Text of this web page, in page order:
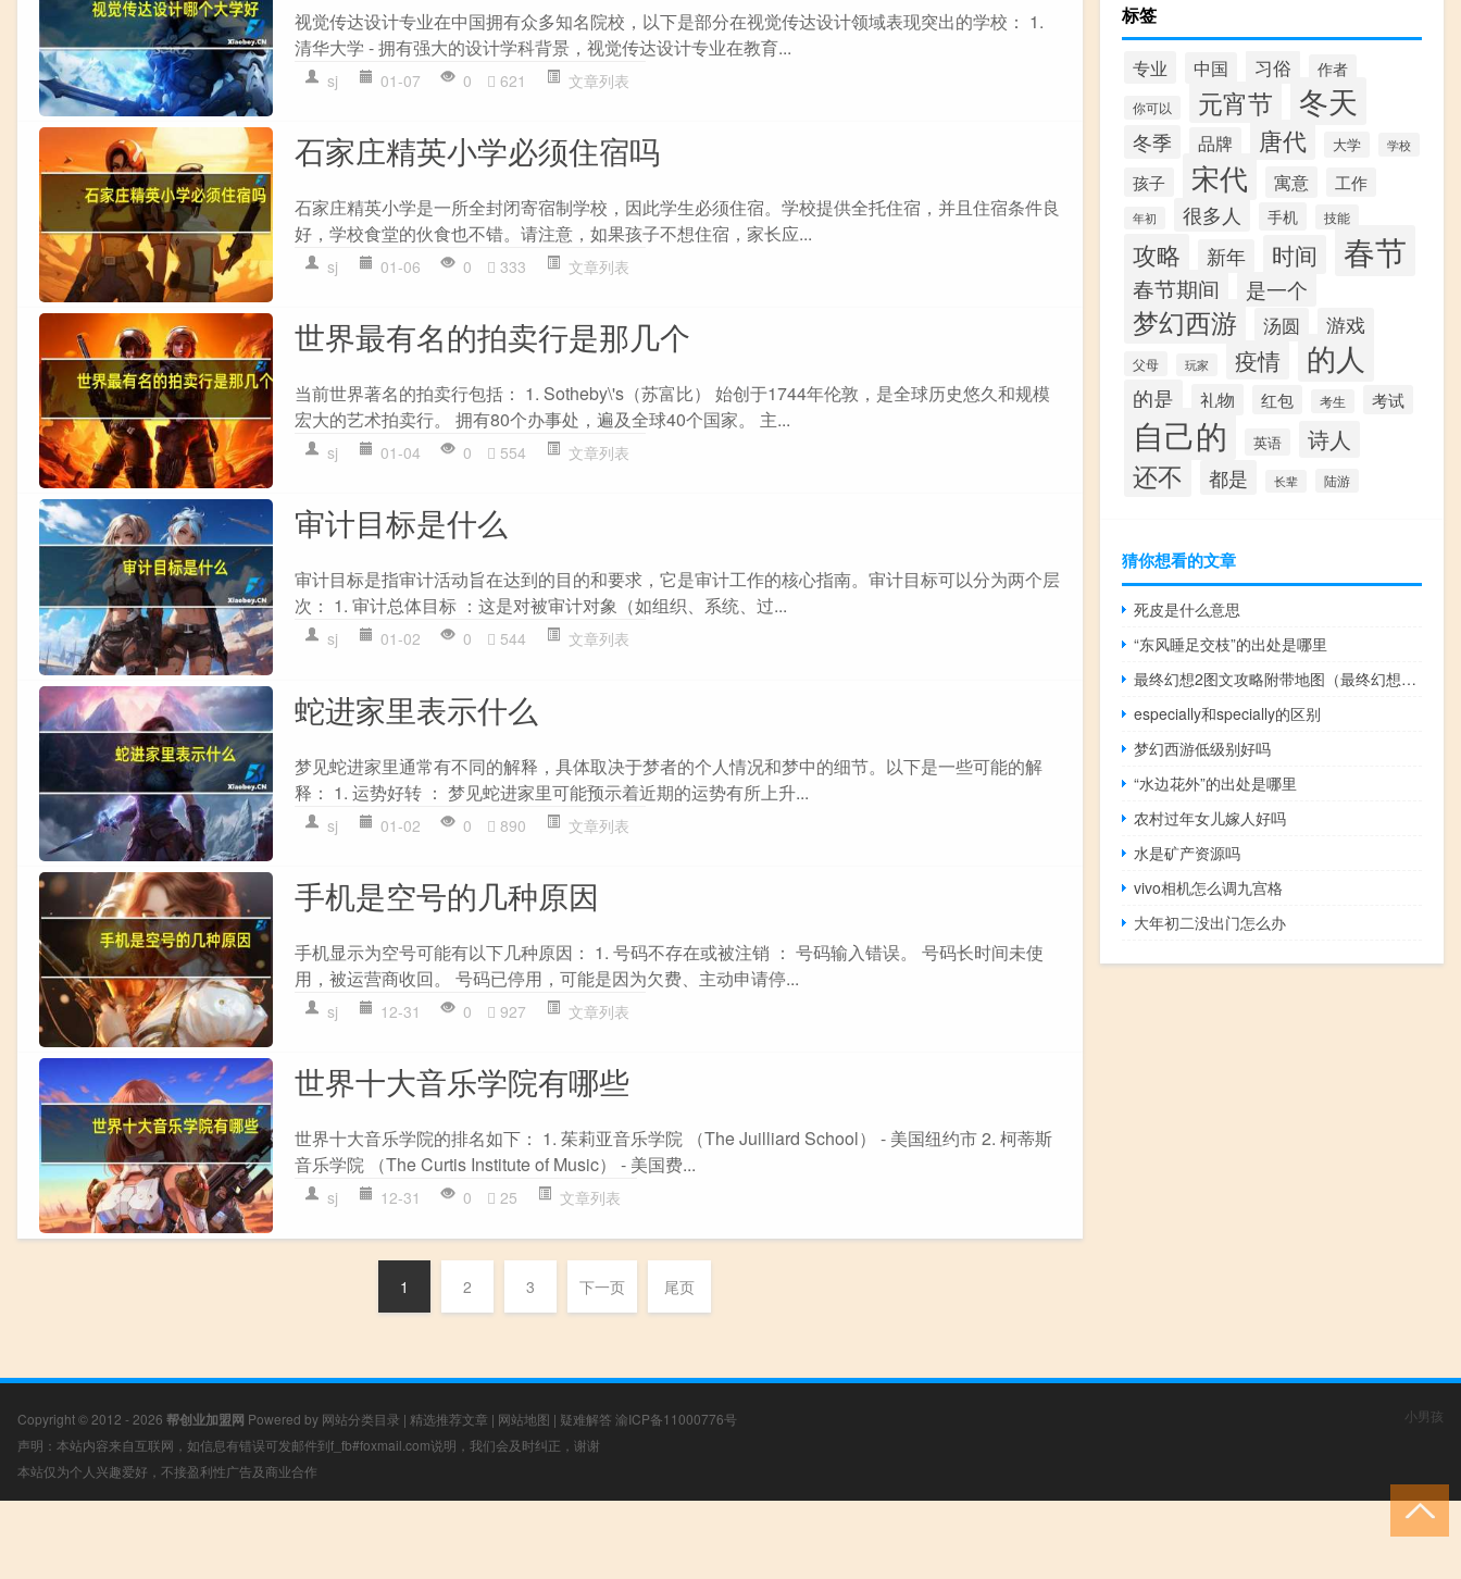
视觉传达设计专业在中国拥有众多知名院校，以下是部分在视觉传达设计领域表现突出的学校： 1.
清华大学 - 拥有强大的设计学科背景，视觉传达设计专业在教育...
sj 01-07 0 621 文章列表
石家庄精英小学必须住宿吗
石家庄精英小学是一所全封闭寄宿制学校，因此学生必须住宿。学校提供全托住宿，并且住宿条件良
好，学校食堂的伙食也不错。请注意，如果孩子不想住宿，家长应...
sj 01-06 0 333 文章列表
世界最有名的拍卖行是那几个
当前世界著名的拍卖行包括： 1. Sotheby\'s（苏富比） 始创于1744年伦敦，是全球历史悠久和规模
宏大的艺术拍卖行。 拥有80个办事处，遍及全球40个国家。 主...
sj 01-04 0 554 文章列表
审计目标是什么
审计目标是指审计活动旨在达到的目的和要求，它是审计工作的核心指南。审计目标可以分为两个层
次： 1. 审计总体目标 ：这是对被审计对象（如组织、系统、过...
sj 01-02 0 544 文章列表
蛇进家里表示什么
梦见蛇进家里通常有不同的解释，具体取决于梦者的个人情况和梦中的细节。以下是一些可能的解
释： 1. 运势好转 ： 梦见蛇进家里可能预示着近期的运势有所上升...
sj 01-02 0 890 文章列表
手机是空号的几种原因
手机显示为空号可能有以下几种原因： 1. 号码不存在或被注销 ： 号码输入错误。 号码长时间未使
用，被运营商收回。 号码已停用，可能是因为欠费、主动申请停...
sj 12-31 0 927 文章列表
世界十大音乐学院有哪些
世界十大音乐学院的排名如下： 1. 茱莉亚音乐学院 （The Juilliard School） - 美国纽约市 2. 柯蒂斯
音乐学院 （The Curtis Institute of Music） - 美国费...
sj 12-31 0 25 文章列表
1 2 3 下一页 尾页
标签
专业 中国 习俗 作者
你可以 元宵节 冬天
冬季 品牌 唐代 大学 学校
孩子 宋代 寓意 工作
年初 很多人 手机 技能
攻略 新年 时间 春节
春节期间 是一个
梦幻西游 汤圆 游戏
父母 玩家 疫情 的人
的是 礼物 红包 考生 考试
自己的 英语 诗人
还不 都是 长辈 陆游
猜你想看的文章
死皮是什么意思
“东风睡足交枝”的出处是哪里
最终幻想2图文攻略附带地图（最终幻想2图文攻略）
especially和specially的区别
梦幻西游低级别好吗
“水边花外”的出处是哪里
农村过年女儿嫁人好吗
水是矿产资源吗
vivo相机怎么调九宫格
大年初二没出门怎么办
Copyright © 2012 - 2026 帮创业加盟网 Powered by 网站分类目录 | 精选推荐文章 | 网站地图 | 疑难解答 渝ICP备11000776号
声明：本站内容来自互联网，如信息有错误可发邮件到f_fb#foxmail.com说明，我们会及时纠正，谢谢
本站仅为个人兴趣爱好，不接盈利性广告及商业合作
小男孩